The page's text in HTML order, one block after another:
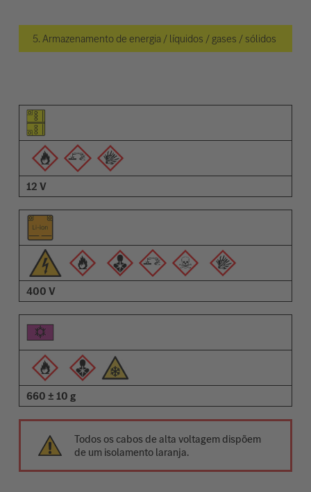
5. Armazenamento de energia / líquidos / gases / sólidos
Pictograma do elemento
Pictogramas de advertências
Descrição
12 V
400 V
660 ± 10 g
Todos os cabos de alta voltagem dispõem
de um isolamento laranja.